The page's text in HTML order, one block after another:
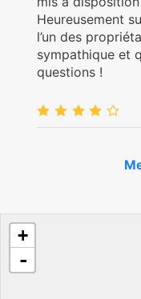
Heureusement
l’un des
sympathique et
questions !
+
-